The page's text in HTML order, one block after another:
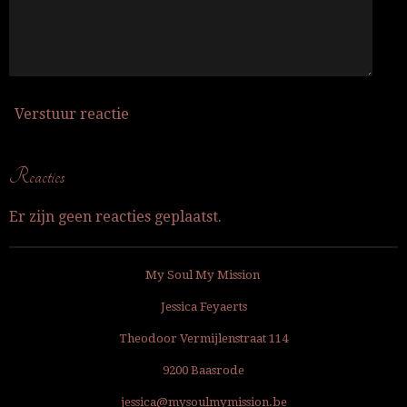
Verstuur reactie
Reacties
Er zijn geen reacties geplaatst.
My Soul My Mission
Jessica Feyaerts
Theodoor Vermijlenstraat 114
9200 Baasrode
jessica@mysoulmymission.be